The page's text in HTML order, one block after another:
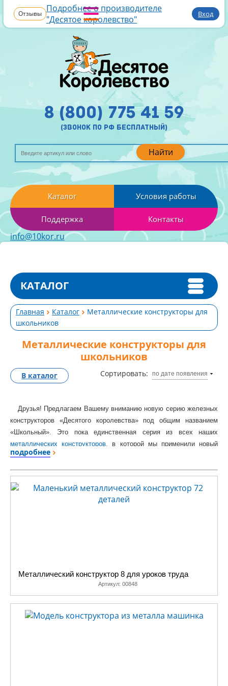
Отзывы Подробнее о производителе
"Десятое королевство"
Вход
Найти
8 (800) 775 41 59
(звонок по рф бесплатный)
Каталог Условия работы
Поддержка Контакты
info@10kor.ru
КАТАЛОГ
Главная Каталог
Металлические конструкторы для
школьников
Металлические конструкторы для
школьников
Сортировать: по дате появления
В каталог
Друзья! Предлагаем Вашему вниманию новую серию железных
конструкторов «Десятого королевства» под общим названием
«Школьный». Это пока единственная серия из всех наших
металлических конструкторов, в которой мы применили новый
способ защиты деталей от коррозии. Вместо покрытия цинком, мы
других металлических деталей оружия. Из-за этого детали стали
непривычно темными, одного из цветов побежалости.
проводить занятия в школе, они будут интересны ученикам
младших классов и ребятам постарше. Данная серия призвана
дополнить серию конструкторов для уроков труда.
Все конструкторы имеют подробные цветные инструкции и
схемы сборки, но, получив навыки сборки моделей, ребенок
подробнее
Металлический конструктор 8 для уроков труда
Артикул: 00848